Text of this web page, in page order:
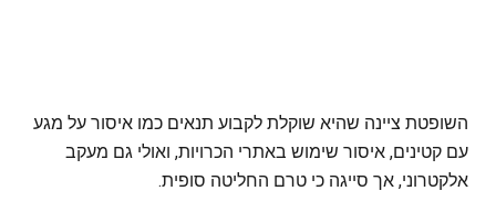
השופטת ציינה שהיא שוקלת לקבוע תנאים כמו איסור על מגע
עם קטינים, איסור שימוש באתרי הכרויות, ואולי גם מעקב
אלקטרוני, אך סייגה כי טרם החליטה סופית.